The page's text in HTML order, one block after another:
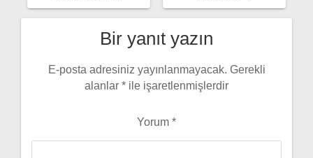
Bir yanıt yazın
E-posta adresiniz yayınlanmayacak. Gerekli
alanlar * ile işaretlenmişlerdir
Yorum *